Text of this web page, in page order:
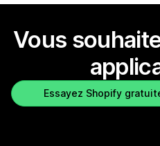
Vous
Essayez Shopify